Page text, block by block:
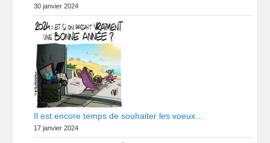
30 janvier 2024
Il est encore temps de souhaiter les voeux…
17 janvier 2024